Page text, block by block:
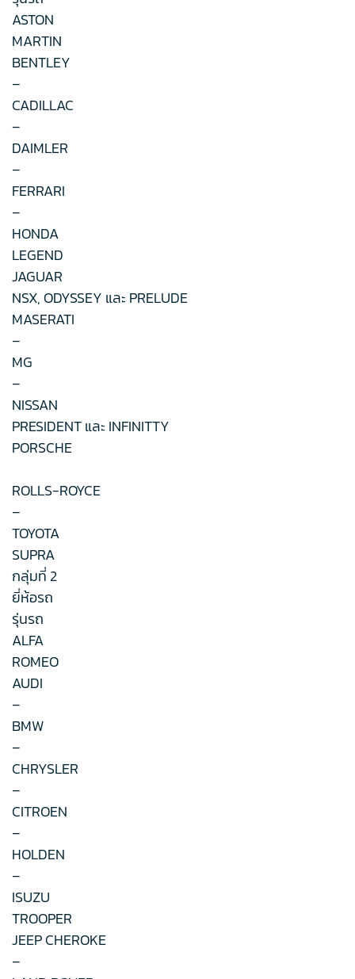
ASTON
MARTIN
BENTLEY
–
CADILLAC
–
DAIMLER
–
FERRARI
–
HONDA
LEGEND
JAGUAR
NSX, ODYSSEY และ PRELUDE
MASERATI
–
MG
–
NISSAN
PRESIDENT และ INFINITTY
PORSCHE
ROLLS-ROYCE
–
TOYOTA
SUPRA
กลุ่มที่ 2
ยี่ห้อรถ
รุ่นรถ
ALFA
ROMEO
AUDI
–
BMW
–
CHRYSLER
–
CITROEN
–
HOLDEN
–
ISUZU
TROOPER
JEEP CHEROKE
–